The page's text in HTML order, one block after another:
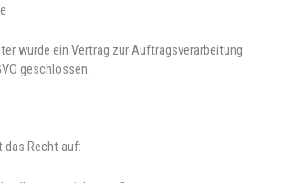
wurde ein Vertrag zur Auftragsverarbeitung
geschlossen.
das Recht auf: